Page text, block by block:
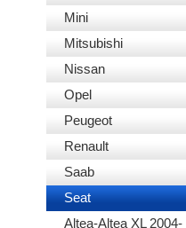
Mini
Mitsubishi
Nissan
Opel
Peugeot
Renault
Saab
Seat
Altea-Altea XL 2004-